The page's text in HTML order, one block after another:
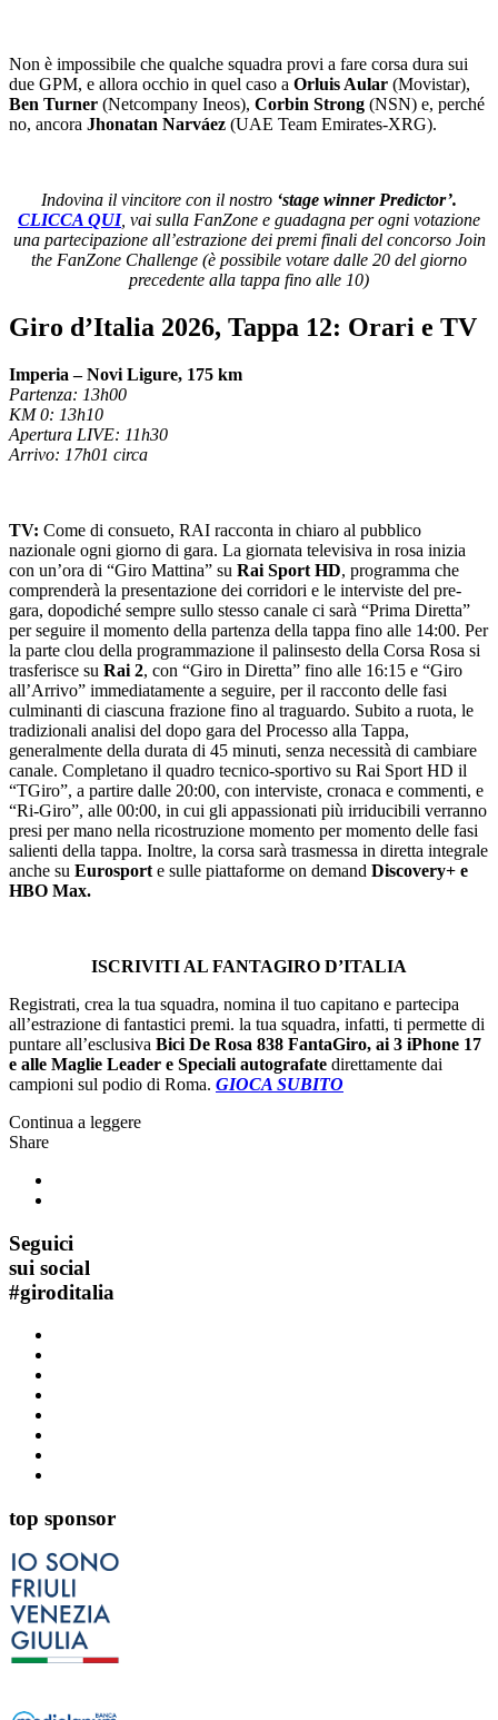
Non è impossibile che qualche squadra provi a fare corsa dura sui
due GPM, e allora occhio in quel caso a Orluis Aular (Movistar),
Ben Turner (Netcompany Ineos), Corbin Strong (NSN) e, perché
no, ancora Jhonatan Narváez (UAE Team Emirates-XRG).
Indovina il vincitore con il nostro ‘stage winner Predictor’.
CLICCA QUI, vai sulla FanZone e guadagna per ogni votazione
una partecipazione all’estrazione dei premi finali del concorso Join
the FanZone Challenge (è possibile votare dalle 20 del giorno
precedente alla tappa fino alle 10)
Giro d’Italia 2026, Tappa 12: Orari e TV
Imperia – Novi Ligure, 175 km
Partenza: 13h00
KM 0: 13h10
Apertura LIVE: 11h30
Arrivo: 17h01 circa
TV: Come di consueto, RAI racconta in chiaro al pubblico
nazionale ogni giorno di gara. La giornata televisiva in rosa inizia
con un’ora di “Giro Mattina” su Rai Sport HD, programma che
comprenderà la presentazione dei corridori e le interviste del pre-
gara, dopodiché sempre sullo stesso canale ci sarà “Prima Diretta”
per seguire il momento della partenza della tappa fino alle 14:00. Per
la parte clou della programmazione il palinsesto della Corsa Rosa si
trasferisce su Rai 2, con “Giro in Diretta” fino alle 16:15 e “Giro
all’Arrivo” immediatamente a seguire, per il racconto delle fasi
culminanti di ciascuna frazione fino al traguardo. Subito a ruota, le
tradizionali analisi del dopo gara del Processo alla Tappa,
generalmente della durata di 45 minuti, senza necessità di cambiare
canale. Completano il quadro tecnico-sportivo su Rai Sport HD il
“TGiro”, a partire dalle 20:00, con interviste, cronaca e commenti, e
“Ri-Giro”, alle 00:00, in cui gli appassionati più irriducibili verranno
presi per mano nella ricostruzione momento per momento delle fasi
salienti della tappa. Inoltre, la corsa sarà trasmessa in diretta integrale
anche su Eurosport e sulle piattaforme on demand Discovery+ e
HBO Max.
ISCRIVITI AL FANTAGIRO D’ITALIA
Registrati, crea la tua squadra, nomina il tuo capitano e partecipa
all’estrazione di fantastici premi. la tua squadra, infatti, ti permette di
puntare all’esclusiva Bici De Rosa 838 FantaGiro, ai 3 iPhone 17
e alle Maglie Leader e Speciali autografate direttamente dai
campioni sul podio di Roma. GIOCA SUBITO
Continua a leggere
Share
Seguici
sui social
#giroditalia
top sponsor